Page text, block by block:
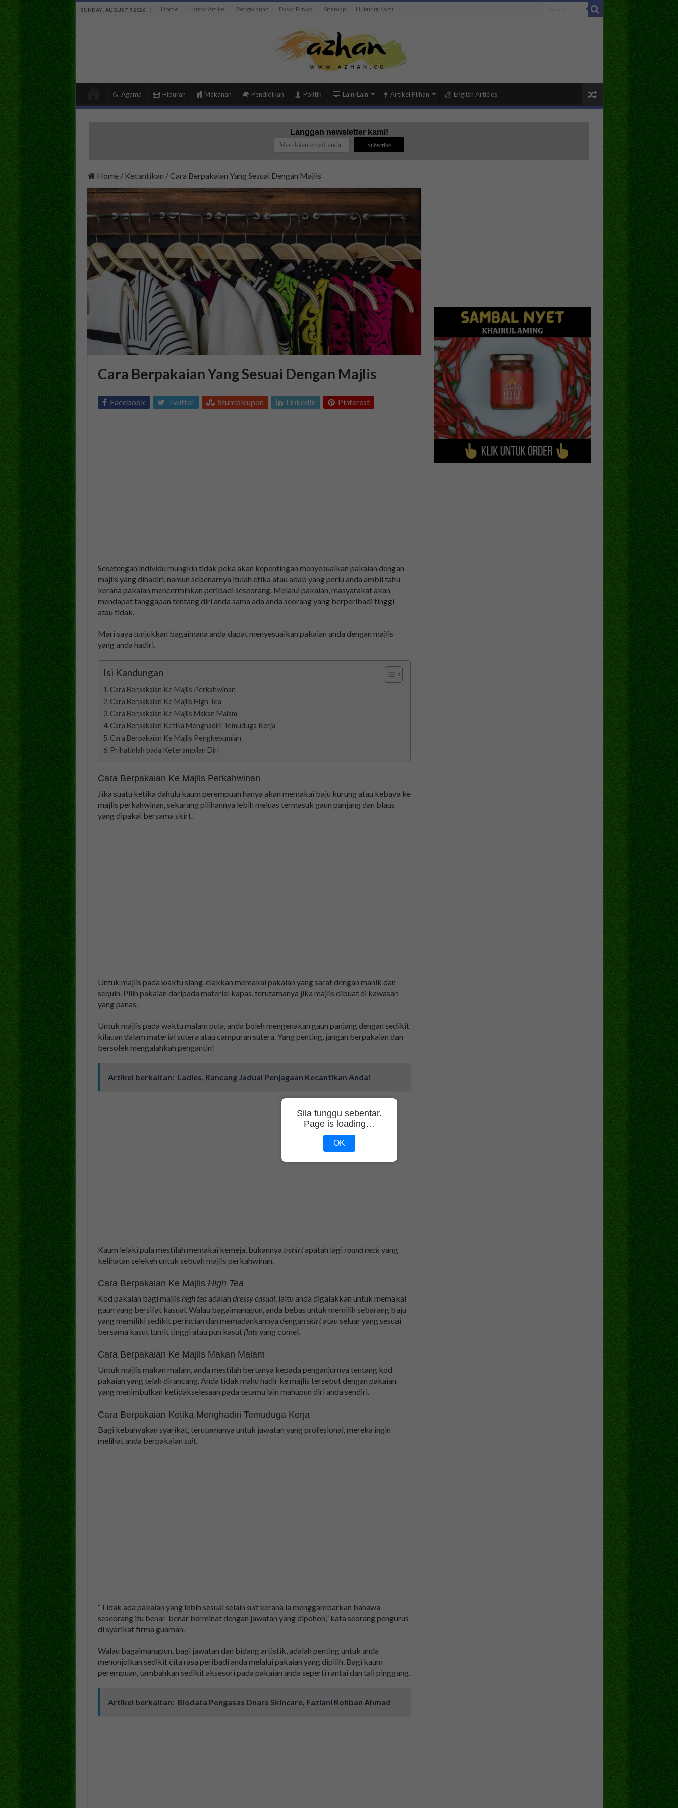
SUNDAY , AUGUST 9 2026 Home Hantar Artikel Pengiklanan Dasar Privasi Sitemap Hubungi Kami
Agama Hiburan Makanan Pendidikan Politik Lain-Lain Artikel Plihan English Articles
Langgan newsletter kami!
Home / Kecantikan /Cara Berpakaian Yang Sesuai Dengan Majlis
Cara Berpakaian Yang Sesuai Dengan Majlis
Facebook Twitter Stumbleupon LinkedIn Pinterest
Sesetengah individu mungkin tidak peka akan kepentingan menyesuaikan pakaian dengan
majlis yang dihadiri, namun sebenarnya itulah etika atau adab yang perlu anda ambil tahu
kerana pakaian mencerminkan peribadi seseorang. Melalui pakaian, masyarakat akan
mendapat tanggapan tentang diri anda sama ada anda seorang yang berperibadi tinggi
atau tidak.
Mari saya tunjukkan bagaimana anda dapat menyesuaikan pakaian anda dengan majlis
yang anda hadiri.
Isi Kandungan
Cara Berpakaian Ke Majlis Perkahwinan
Cara Berpakaian Ke Majlis High Tea
Cara Berpakaian Ke Majlis Makan Malam
Cara Berpakaian Ketika Menghadiri Temuduga Kerja
Cara Berpakaian Ke Majlis Pengkebumian
Prihatinlah pada Keterampilan Diri
Cara Berpakaian Ke Majlis Perkahwinan
Jika suatu ketika dahulu kaum perempuan hanya akan memakai baju kurung atau kebaya ke
majlis perkahwinan, sekarang pilihannya lebih meluas termasuk gaun panjang dan blaus
yang dipakai bersama skirt.
Untuk majlis pada waktu siang, elakkan memakai pakaian yang sarat dengan manik dan
sequin. Pilih pakaian daripada material kapas, terutamanya jika majlis dibuat di kawasan
yang panas.
Untuk majlis pada waktu malam pula, anda boleh mengenakan gaun panjang dengan sedikit
kilauan dalam material sutera atau campuran sutera. Yang penting, jangan berpakaian dan
bersolek mengalahkah pengantin!
Artikel berkaitan: Ladies, Rancang Jadual Penjagaan Kecantikan Anda!
Kaum lelaki pula mestilah memakai kemeja, bukannya t-shirtapatah lagi round neckyang
kelihatan selekeh untuk sebuah majlis perkahwinan.
Cara Berpakaian Ke MajlisHigh Tea
Kod pakaian bagi majlis high teaadalah dressy casual, iaitu anda digalakkan untuk memakai
gaun yang bersifat kasual. Walau bagaimanapun, anda bebas untuk memilih sebarang baju
yang memiliki sedikit perincian dan memadankannya dengan skirtatau seluar yang sesuai
bersama kasut tumit tinggi atau pun kasutflatsyang comel.
Cara Berpakaian Ke Majlis Makan Malam
Untuk majlis makan malam, anda mestilah bertanya kepada penganjurnya tentang kod
pakaian yang telah dirancang. Anda tidak mahu hadir ke majlis tersebut dengan pakaian
yang menimbulkan ketidakselesaan pada tetamu lain mahupun diri anda sendiri.
Cara Berpakaian Ketika Menghadiri Temuduga Kerja
Bagi kebanyakan syarikat, terutamanya untuk jawatan yang profesional, mereka ingin
melihat anda berpakaian suit.
“Tidak ada pakaian yang lebih sesuai selain suitkerana ia menggambarkan bahawa
seseorang itu benar-benar berminat dengan jawatan yang dipohon,” kata seorang pengurus
di syarikat firma guaman.
Walau bagaimanapun, bagi jawatan dan bidang artistik, adalah penting untuk anda
menonjolkan sedikit cita rasa peribadi anda melalui pakaian yang dipilih. Bagi kaum
perempuan, tambahkan sedikit aksesori pada pakaian anda seperti rantai dan tali pinggang.
Artikel berkaitan: Biodata Pengasas Dnars Skincare, Faziani Rohban Ahmad
Sila tunggu sebentar.
Page is loading…
OK